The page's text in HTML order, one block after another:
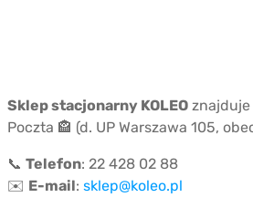
Sklep stacjonarny KOLEO
Poczta 🏤 (d. UP Warszawa 105,
📞 Telefon: 22 428 02 88
✉️ E-mail: sklep@koleo.pl